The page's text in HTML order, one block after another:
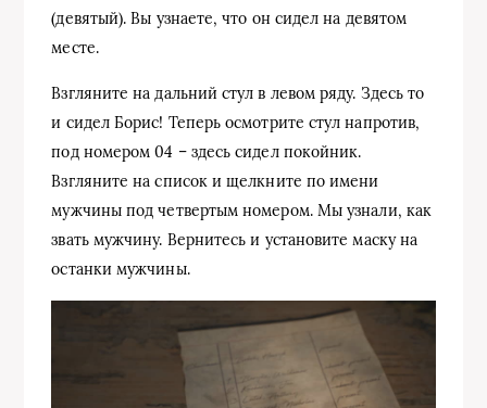
(девятый). Вы узнаете, что он сидел на девятом
месте.
Взгляните на дальний стул в левом ряду. Здесь то
и сидел Борис! Теперь осмотрите стул напротив,
под номером 04 – здесь сидел покойник.
Взгляните на список и щелкните по имени
мужчины под четвертым номером. Мы узнали, как
звать мужчину. Вернитесь и установите маску на
останки мужчины.